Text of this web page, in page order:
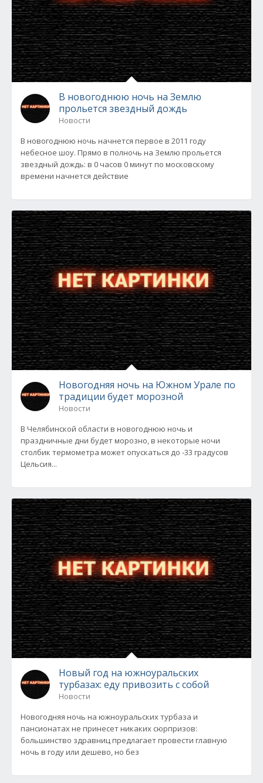
В новогоднюю ночь на Землю
прольется звездный дождь
Новости
В новогоднюю ночь начнется первое в 2011 году
небесное шоу. Прямо в полночь на Землю прольется
звездный дождь: в 0 часов 0 минут по московскому
времени начнется действие
Новогодняя ночь на Южном Урале по
традиции будет морозной
Новости
В Челябинской области в новогоднюю ночь и
праздничные дни будет морозно, в некоторые ночи
столбик термометра может опускаться до -33 градусов
Цельсия...
Новый год на южноуральских
турбазах: еду привозить с собой
Новости
Новогодняя ночь на южноуральских турбаза и
пансионатах не принесет никаких сюрпризов:
большинство здравниц предлагает провести главную
ночь в году или дешево, но без